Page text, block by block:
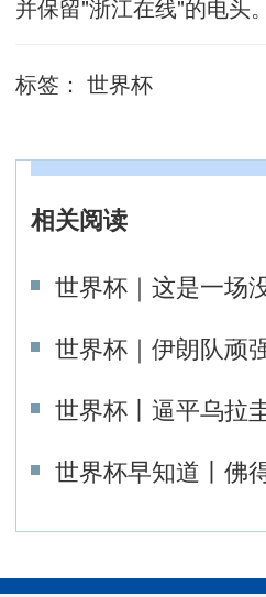
并保留"浙江在线"的电头。
标签： 世界杯
相关阅读
世界杯｜这是一场
世界杯｜伊朗队顽
世界杯丨逼平乌拉
世界杯早知道丨佛